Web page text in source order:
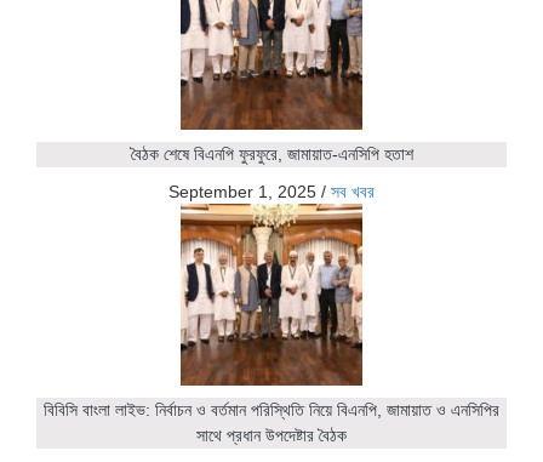
বৈঠক শেষে বিএনপি ফুরফুরে, জামায়াত-এনসিপি হতাশ
September 1, 2025 / সব খবর
বিবিসি বাংলা লাইভ: নির্বাচন ও বর্তমান পরিস্থিতি নিয়ে বিএনপি, জামায়াত ও এনসিপির
সাথে প্রধান উপদেষ্টার বৈঠক